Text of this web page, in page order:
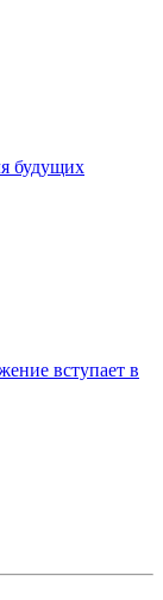
будущих
вступает в